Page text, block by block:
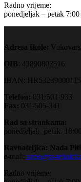
Radno vrijeme:
ponedjeljak – petak
Adresa škole:
OIB: 43890802516
IBAN:
Telefon: 031/501-933
Fax: 031/505-341
Rad sa strankama:
ponedjeljak- petak
Ravnateljica: Nada
e-mail: ured@ss-
Radno vrijeme: